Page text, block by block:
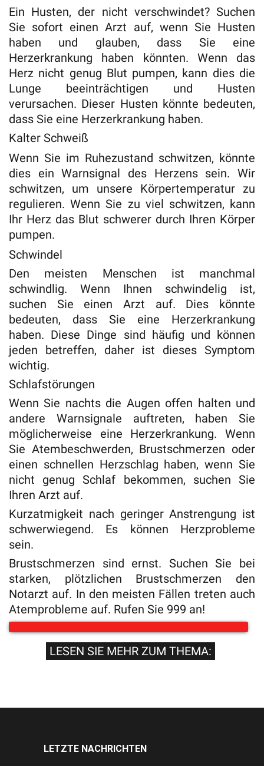
Ein Husten, der nicht verschwindet? Suchen
Sie sofort einen Arzt auf, wenn Sie Husten
haben und glauben, dass Sie eine
Herzerkrankung haben könnten. Wenn das
Herz nicht genug Blut pumpen, kann dies die
Lunge beeinträchtigen und Husten
verursachen. Dieser Husten könnte bedeuten,
dass Sie eine Herzerkrankung haben.
Kalter Schweiß
Wenn Sie im Ruhezustand schwitzen, könnte
dies ein Warnsignal des Herzens sein. Wir
schwitzen, um unsere Körpertemperatur zu
regulieren. Wenn Sie zu viel schwitzen, kann
Ihr Herz das Blut schwerer durch Ihren Körper
pumpen.
Schwindel
Den meisten Menschen ist manchmal
schwindlig. Wenn Ihnen schwindelig ist,
suchen Sie einen Arzt auf. Dies könnte
bedeuten, dass Sie eine Herzerkrankung
haben. Diese Dinge sind häufig und können
jeden betreffen, daher ist dieses Symptom
wichtig.
Schlafstörungen
Wenn Sie nachts die Augen offen halten und
andere Warnsignale auftreten, haben Sie
möglicherweise eine Herzerkrankung. Wenn
Sie Atembeschwerden, Brustschmerzen oder
einen schnellen Herzschlag haben, wenn Sie
nicht genug Schlaf bekommen, suchen Sie
Ihren Arzt auf.
Kurzatmigkeit nach geringer Anstrengung ist
schwerwiegend. Es können Herzprobleme
sein.
Brustschmerzen sind ernst. Suchen Sie bei
starken, plötzlichen Brustschmerzen den
Notarzt auf. In den meisten Fällen treten auch
Atemprobleme auf. Rufen Sie 999 an!
LESEN SIE MEHR ZUM THEMA:
LETZTE NACHRICHTEN